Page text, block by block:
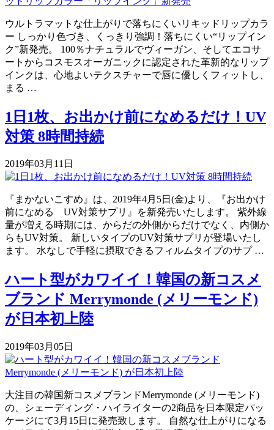
ウルトラマットな仕上がりで落ちにくいリキッドリップカラ
ー しっかり色づき、くっきり強調！落ちにくい“リップイン
ク”新発売。 100％ナチュラルでヴィーガン、そしてエコサ
ートからコスモスオーガニックに認定された革新的なリップ
インクは、心地よいテクスチャーで唇に優しくフィットし、
まる …
1日1枚、お出かけ前になめるだけ！UV
対策 8時間持続
2019年03月11日
『まかないこすめ』は、2019年4月5日(金)より、『お出かけ
前になめる UV対策サプリ』を新発売いたします。 紫外線
量が増える時期には、からだの外側からだけでなく、内側か
らもUV対策。 新しいタイプのUV対策サプリが登場いたし
ます。 水なしで手軽に摂取できるフィルムタイプのサプ …
ハート型がカワイイ！韓国の新コスメ
ブランド Merrymonde (メリーモンド)
が日本初上陸
2019年03月05日
大注目の韓国新コスメブランドMerrymonde (メリーモンド)
の、シェーディング・ハイライターの2商品を日本限定パッ
ケージにて3月15日に発売致します。 自然な仕上がりになる